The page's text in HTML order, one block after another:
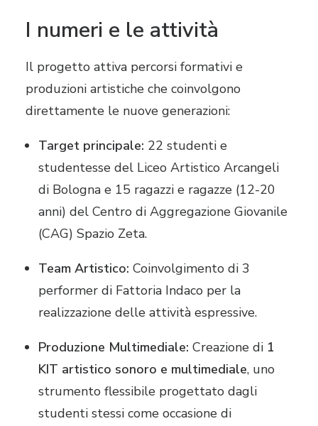
I numeri e le attività
Il progetto attiva percorsi formativi e
produzioni artistiche che coinvolgono
direttamente le nuove generazioni:
Target principale: 22 studenti e
studentesse del Liceo Artistico Arcangeli
di Bologna e 15 ragazzi e ragazze (12-20
anni) del Centro di Aggregazione Giovanile
(CAG) Spazio Zeta.
Team Artistico: Coinvolgimento di 3
performer di Fattoria Indaco per la
realizzazione delle attività espressive.
Produzione Multimediale: Creazione di 1
KIT artistico sonoro e multimediale, uno
strumento flessibile progettato dagli
studenti stessi come occasione di